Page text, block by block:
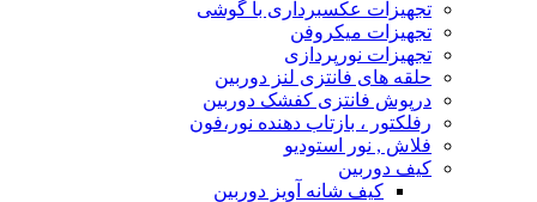
تجهیزات عکسبرداری با گوشی
تجهیزات میکروفن
تجهیزات نورپردازی
حلقه های فانتزی لنز دوربین
درپوش فانتزی کفشک دوربین
رفلکتور ، بازتاب دهنده نور،فون
فلاش , نور استودیو
کیف دوربین
کیف شانه آویز دوربین